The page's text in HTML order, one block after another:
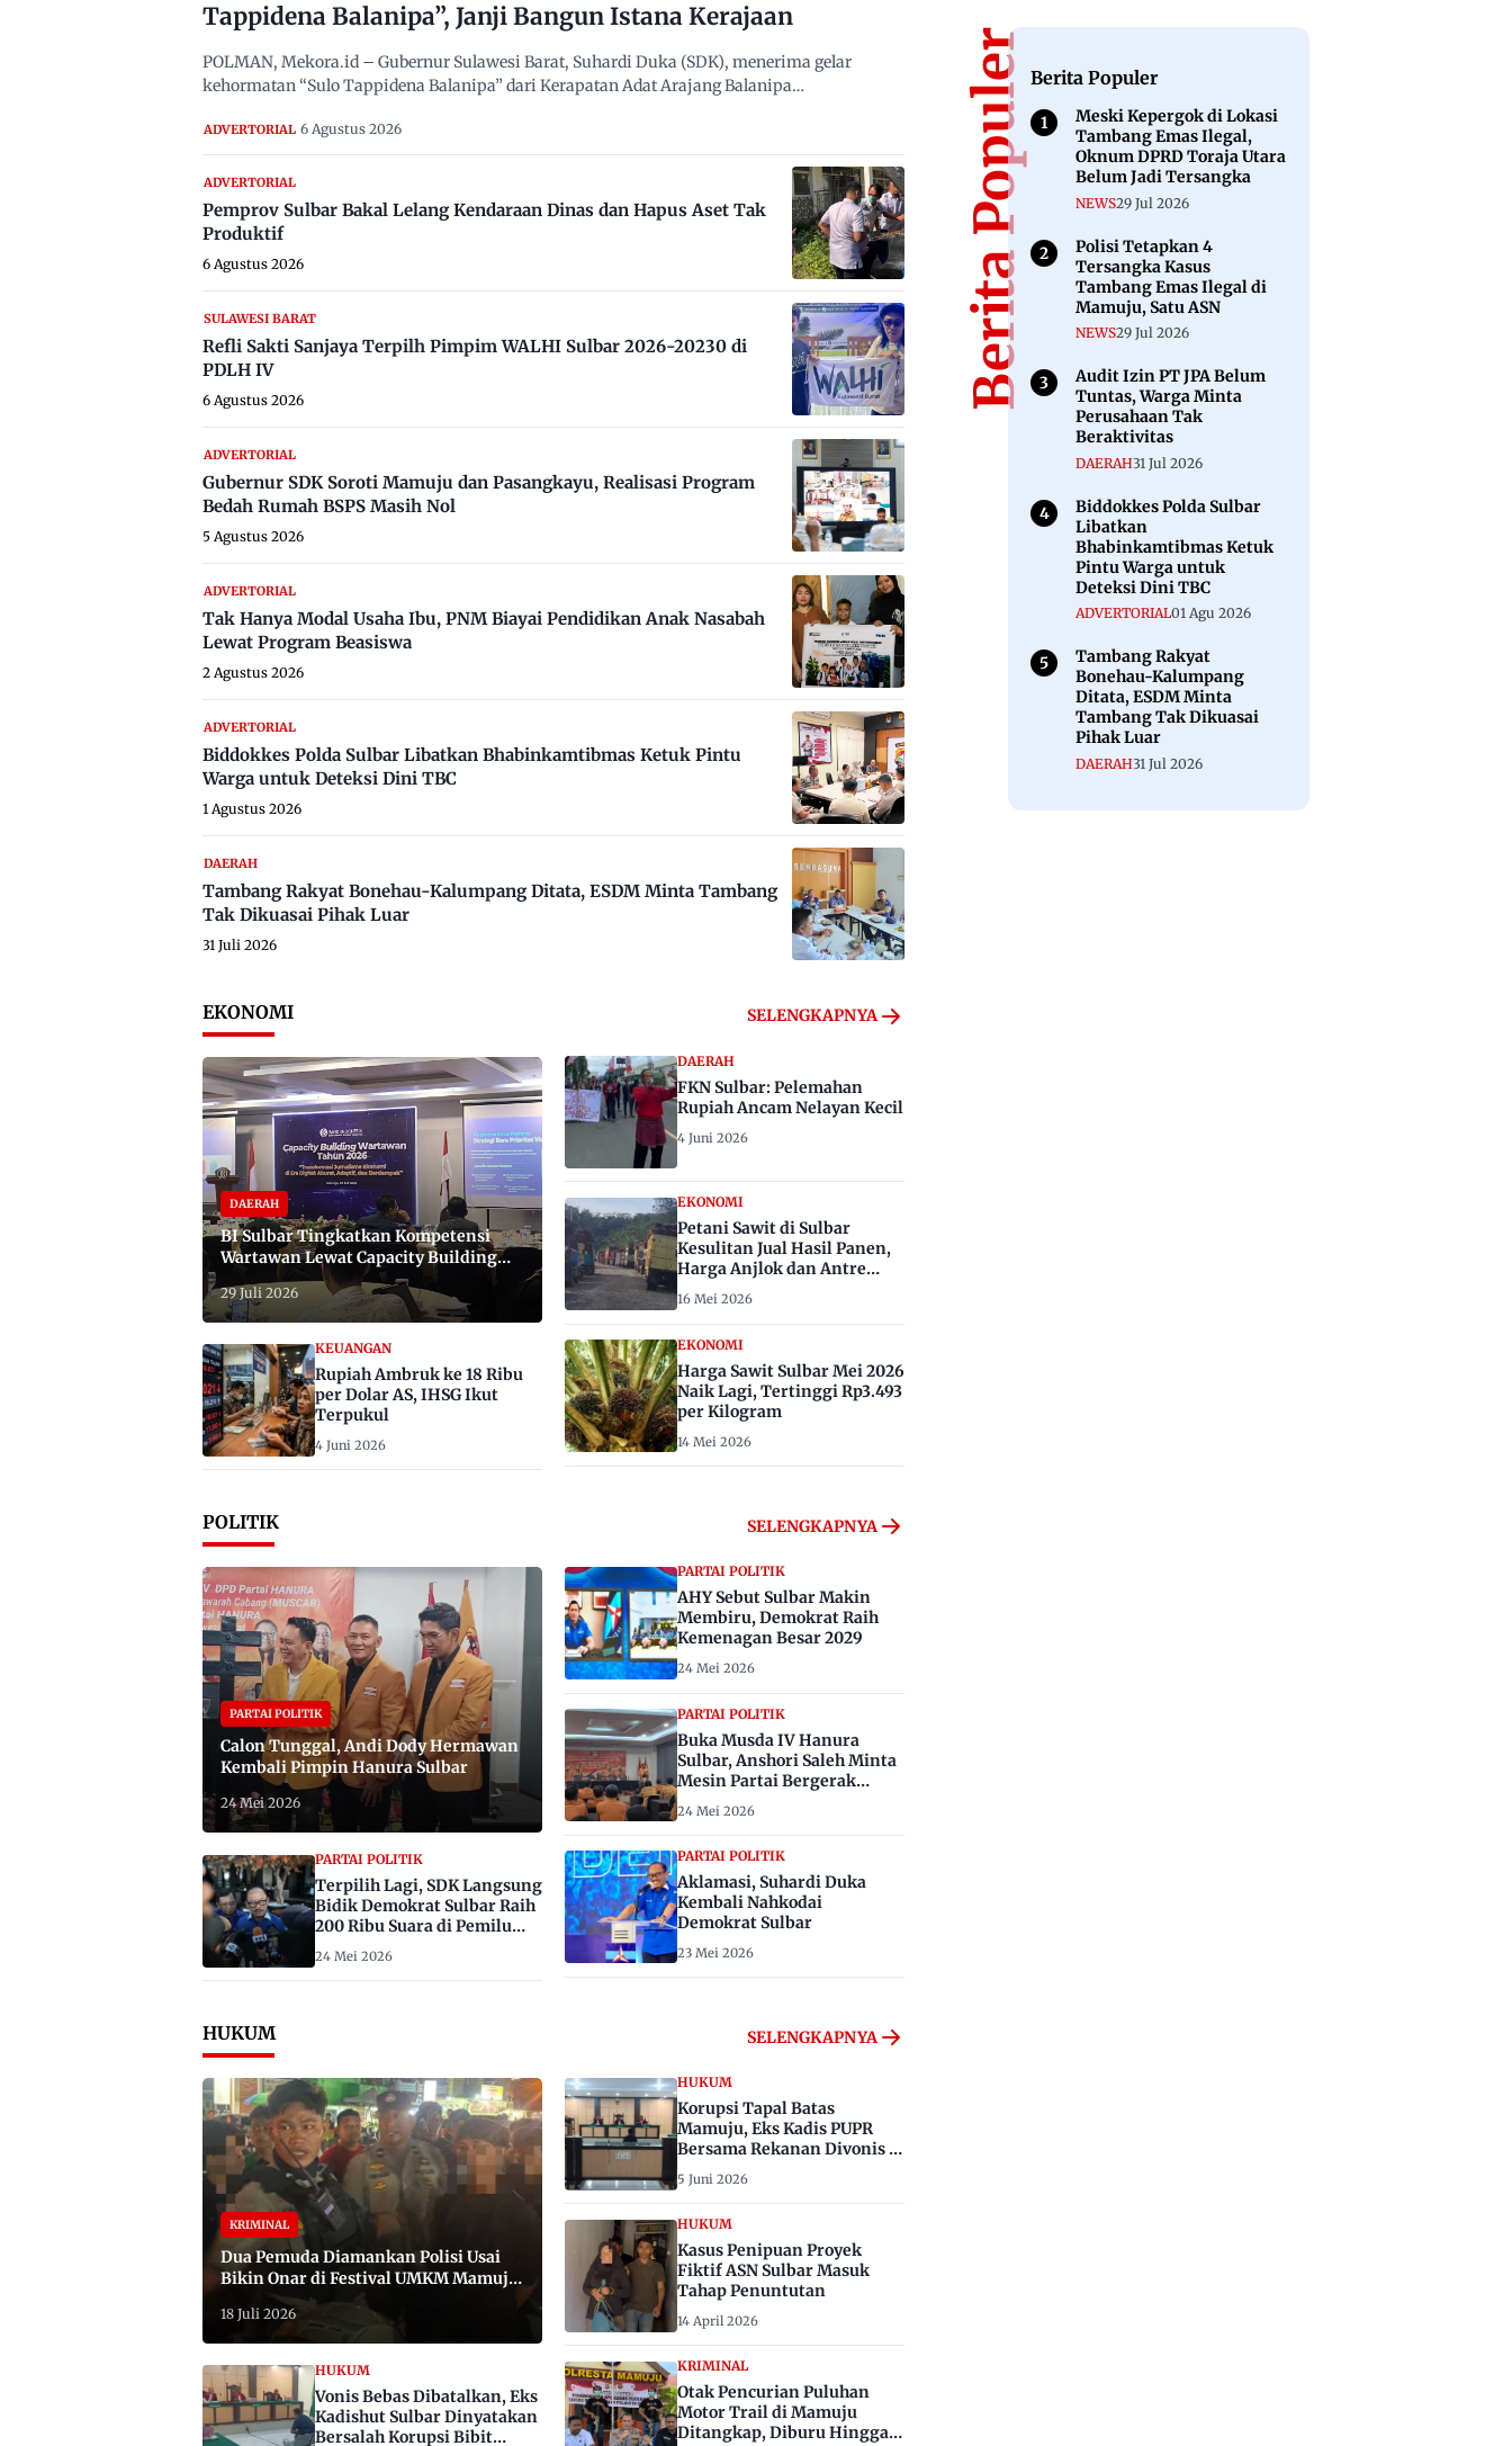
Tappidena Balanipa”, Janji Bangun Istana Kerajaan
POLMAN, Mekora.id – Gubernur Sulawesi Barat, Suhardi Duka (SDK), menerima gelar
kehormatan “Sulo Tappidena Balanipa” dari Kerapatan Adat Arajang Balanipa…
ADVERTORIAL 6 Agustus 2026
ADVERTORIAL
Pemprov Sulbar Bakal Lelang Kendaraan Dinas dan Hapus Aset Tak
Produktif
6 Agustus 2026
SULAWESI BARAT
Refli Sakti Sanjaya Terpilh Pimpim WALHI Sulbar 2026-20230 di
PDLH IV
6 Agustus 2026
ADVERTORIAL
Gubernur SDK Soroti Mamuju dan Pasangkayu, Realisasi Program
Bedah Rumah BSPS Masih Nol
5 Agustus 2026
ADVERTORIAL
Tak Hanya Modal Usaha Ibu, PNM Biayai Pendidikan Anak Nasabah
Lewat Program Beasiswa
2 Agustus 2026
ADVERTORIAL
Biddokkes Polda Sulbar Libatkan Bhabinkamtibmas Ketuk Pintu
Warga untuk Deteksi Dini TBC
1 Agustus 2026
DAERAH
Tambang Rakyat Bonehau-Kalumpang Ditata, ESDM Minta Tambang
Tak Dikuasai Pihak Luar
31 Juli 2026
EKONOMI SELENGKAPNYA
DAERAH
BI Sulbar Tingkatkan Kompetensi
Wartawan Lewat Capacity Building
29 Juli 2026
KEUANGAN
Rupiah Ambruk ke 18 Ribu
per Dolar AS, IHSG Ikut
Terpukul
4 Juni 2026
DAERAH
FKN Sulbar: Pelemahan
Rupiah Ancam Nelayan Kecil
4 Juni 2026
EKONOMI
Petani Sawit di Sulbar
Kesulitan Jual Hasil Panen,
Harga Anjlok dan Antre
Berhari-hari
16 Mei 2026
EKONOMI
Harga Sawit Sulbar Mei 2026
Naik Lagi, Tertinggi Rp3.493
per Kilogram
14 Mei 2026
POLITIK SELENGKAPNYA
PARTAI POLITIK
Calon Tunggal, Andi Dody Hermawan
Kembali Pimpin Hanura Sulbar
24 Mei 2026
PARTAI POLITIK
Terpilih Lagi, SDK Langsung
Bidik Demokrat Sulbar Raih
200 Ribu Suara di Pemilu
2029
24 Mei 2026
PARTAI POLITIK
AHY Sebut Sulbar Makin
Membiru, Demokrat Raih
Kemenagan Besar 2029
24 Mei 2026
PARTAI POLITIK
Buka Musda IV Hanura
Sulbar, Anshori Saleh Minta
Mesin Partai Bergerak
24 Mei 2026
PARTAI POLITIK
Aklamasi, Suhardi Duka
Kembali Nahkodai
Demokrat Sulbar
23 Mei 2026
HUKUM SELENGKAPNYA
KRIMINAL
Dua Pemuda Diamankan Polisi Usai
Bikin Onar di Festival UMKM Mamuju,
Satu Bawa Badik
18 Juli 2026
HUKUM
Vonis Bebas Dibatalkan, Eks
Kadishut Sulbar Dinyatakan
Bersalah Korupsi Bibit
HUKUM
Korupsi Tapal Batas
Mamuju, Eks Kadis PUPR
Bersama Rekanan Divonis 6
dan 8 Tahun Penjara
5 Juni 2026
HUKUM
Kasus Penipuan Proyek
Fiktif ASN Sulbar Masuk
Tahap Penuntutan
14 April 2026
KRIMINAL
Otak Pencurian Puluhan
Motor Trail di Mamuju
Ditangkap, Diburu Hingga
Berita PopulerBerita Populer
Meski Kepergok di Lokasi
Tambang Emas Ilegal,
Oknum DPRD Toraja Utara
Belum Jadi Tersangka
NEWS29 Jul 2026
Polisi Tetapkan 4
Tersangka Kasus
Tambang Emas Ilegal di
Mamuju, Satu ASN
NEWS29 Jul 2026
Audit Izin PT JPA Belum
Tuntas, Warga Minta
Perusahaan Tak
Beraktivitas
DAERAH31 Jul 2026
Biddokkes Polda Sulbar
Libatkan
Bhabinkamtibmas Ketuk
Pintu Warga untuk
Deteksi Dini TBC
ADVERTORIAL01 Agu 2026
Tambang Rakyat
Bonehau-Kalumpang
Ditata, ESDM Minta
Tambang Tak Dikuasai
Pihak Luar
DAERAH31 Jul 2026